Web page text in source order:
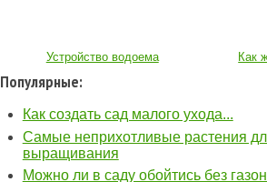
Устройство водоема Как
Популярные:
Как создать сад малого ухода...
Самые неприхотливые растения
выращивания
Можно ли в саду обойтись без